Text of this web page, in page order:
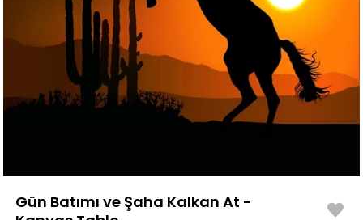
Gün Batımı ve Şaha Kalkan At -